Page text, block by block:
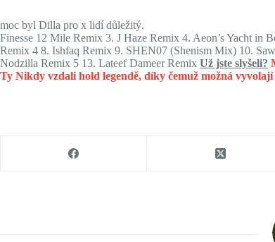
moc byl Dilla pro x lidí důležitý.
Finesse 12 Mile Remix 3. J Haze Remix 4. Aeon’s Yacht
Remix 4 8. Ishfaq Remix 9. SHEN07 (Shenism Mix) 10.
Nodzilla Remix 5 13. Lateef Dameer Remix Už jste slyšeli?
Ty Nikdy vzdali hold legendě, díky čemuž možná